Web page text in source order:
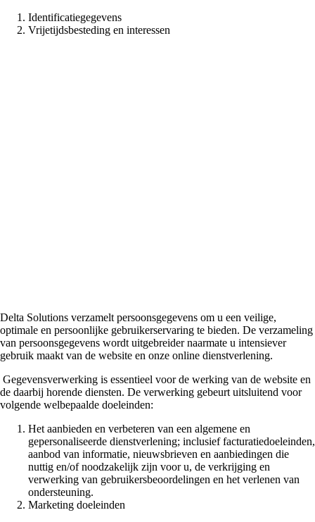
Identificatiegegevens
Vrijetijdsbesteding en interessen
Delta Solutions verzamelt persoonsgegevens om u een veilige,
optimale en persoonlijke gebruikerservaring te bieden. De verzameling
van persoonsgegevens wordt uitgebreider naarmate u intensiever
gebruik maakt van de website en onze online dienstverlening.
Gegevensverwerking is essentieel voor de werking van de website en
de daarbij horende diensten. De verwerking gebeurt uitsluitend voor
volgende welbepaalde doeleinden:
Het aanbieden en verbeteren van een algemene en
gepersonaliseerde dienstverlening; inclusief facturatiedoeleinden,
aanbod van informatie, nieuwsbrieven en aanbiedingen die
nuttig en/of noodzakelijk zijn voor u, de verkrijging en
verwerking van gebruikersbeoordelingen en het verlenen van
ondersteuning.
Marketing doeleinden